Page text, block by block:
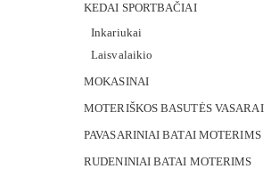
KEDAI SPORTBAČIAI
Inkariukai
Laisvalaikio
MOKASINAI
MOTERIŠKOS BASUTĖS VASARAI
PAVASARINIAI BATAI MOTERIMS
RUDENINIAI BATAI MOTERIMS